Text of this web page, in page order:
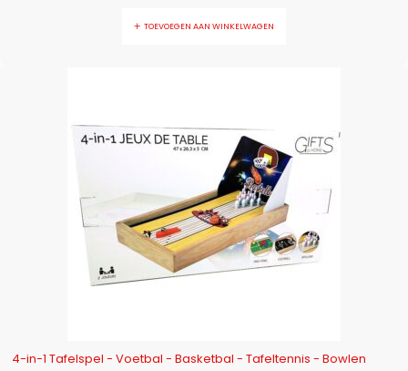
TOEVOEGEN AAN WINKELWAGEN
4-in-1 Tafelspel - Voetbal - Basketbal - Tafeltennis - Bowlen